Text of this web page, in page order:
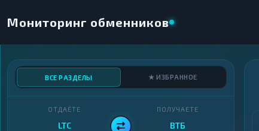
Мониторинг обменников
ВСЕ РАЗДЕЛЫ ★ ИЗБРАННОЕ
ОТДАЁТЕ
LTC
ПОЛУЧАЕТЕ
ВТБ